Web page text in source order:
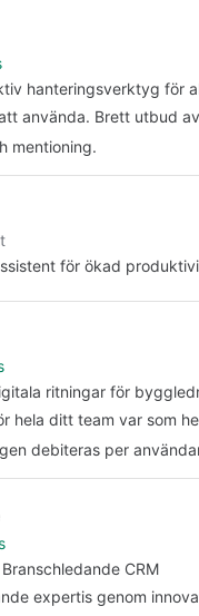
hanteringsverktyg för
använda. Brett utbud
mentioning.
för ökad
ritningar för
hela ditt team var som
debiteras per
CRM
expertis genom